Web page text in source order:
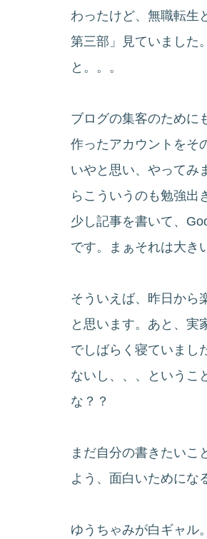
わったけど、無職転生
第三部」見ていました
と。。。
ブログの集客のために
作ったアカウントをそ
いやと思い、やってみ
らこういうのも勉強出
少し記事を書いて、
です。まぁそれは大き
そういえば、昨日から
と思います。あと、実
でしばらく寝ていまし
ないし、、、というこ
な？？
まだ自分の書きたいこ
よう、面白いためにな
ゆうちゃみが白ギャル